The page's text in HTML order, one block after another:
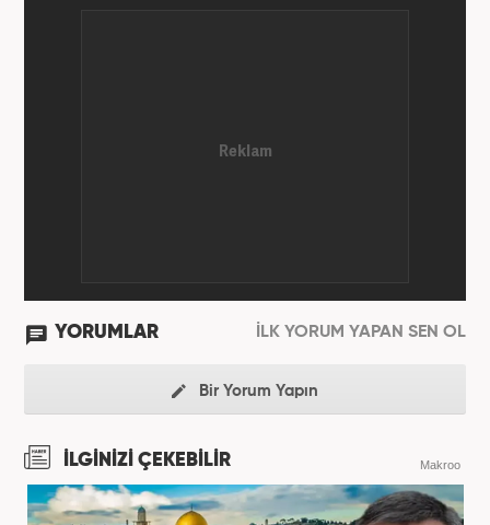
YORUMLAR İLK YORUM YAPAN SEN OL
Bir Yorum Yapın
İLGİNİZİ ÇEKEBİLİR Makroo